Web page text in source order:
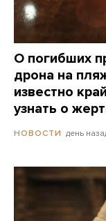
О погибших
дрона на
известно
узнать о
НОВОСТИ день